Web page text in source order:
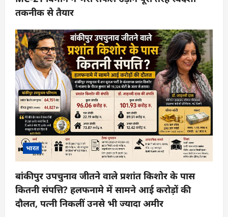
तकनीक से तैयार
भारत
बांकीपुर उपचुनाव जीतने वाले प्रशांत किशोर के पास
कितनी संपत्ति? हलफनामे में सामने आई करोड़ों की
दौलत, पत्नी निकलीं उनसे भी ज्यादा अमीर